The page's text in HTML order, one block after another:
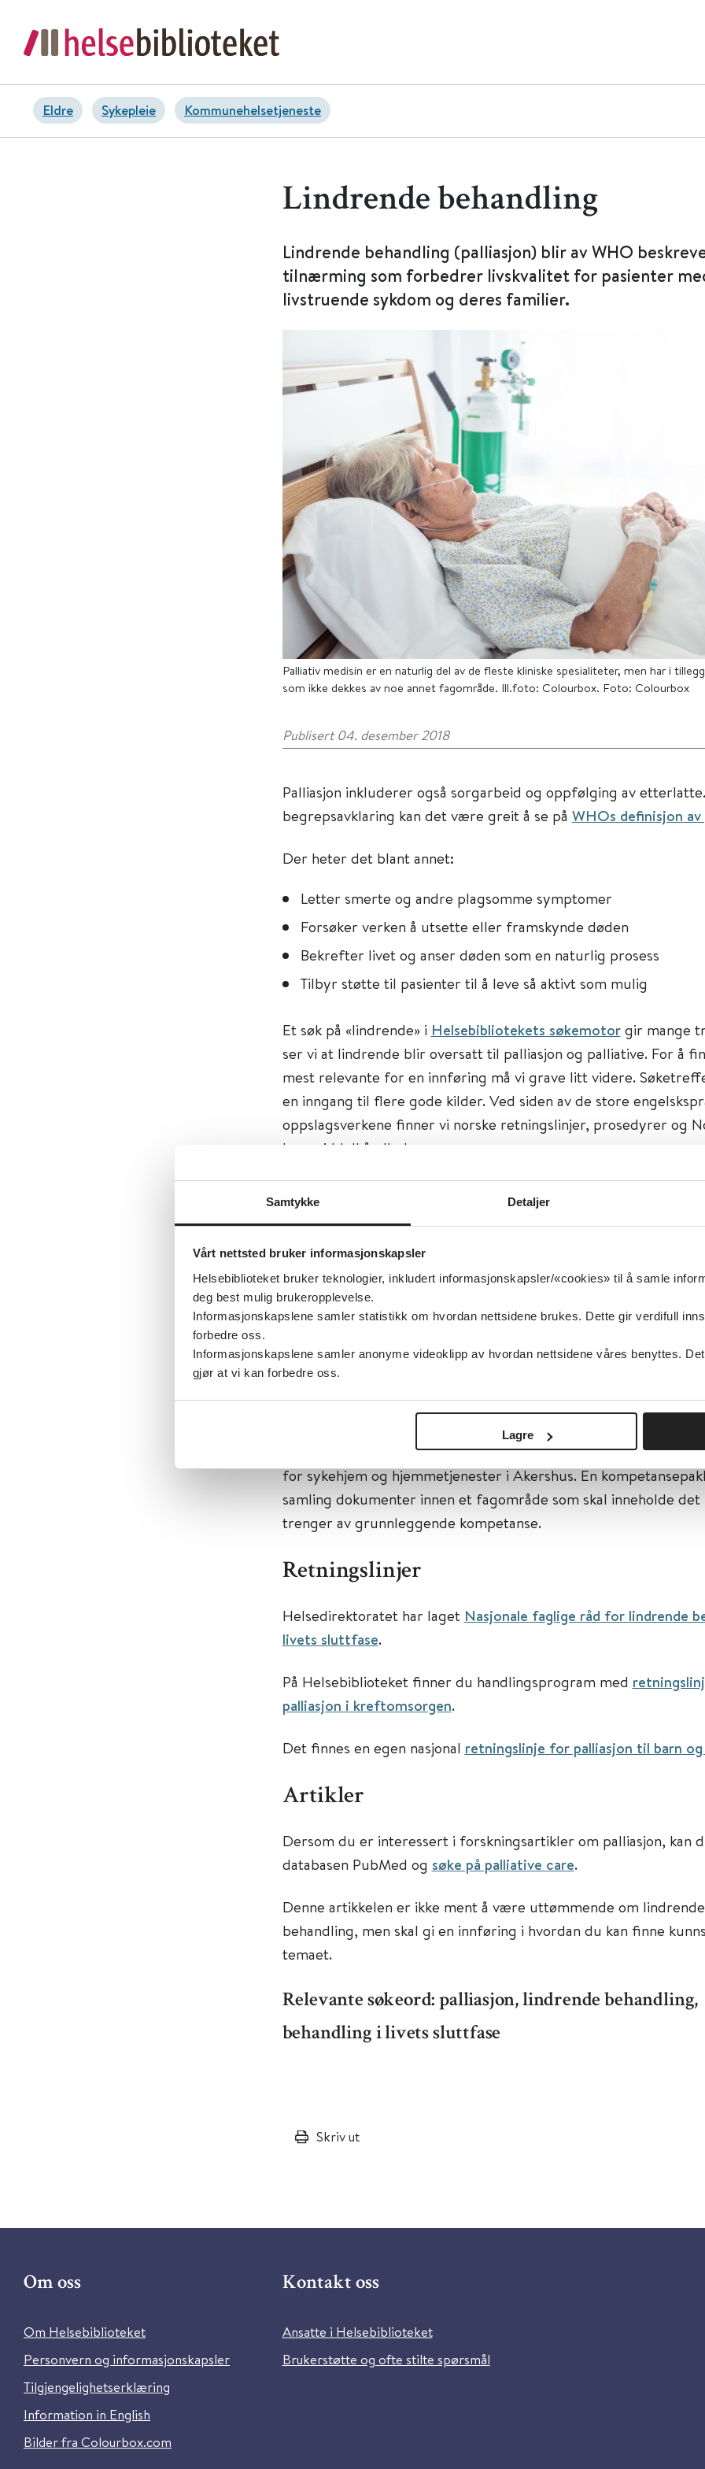
Samtykke Detaljer
Vårt nettsted bruker informasjonskapsler
Helsebiblioteket bruker teknologier, inkludert informasjonskapsler/«cookies» til å samle
deg best mulig brukeropplevelse.
Informasjonskapslene samler statistikk om hvordan nettsidene brukes. Dette gir verdifull
forbedre oss.
Informasjonskapslene samler anonyme videoklipp av hvordan nettsidene våres benyttes.
gjør at vi kan forbedre oss.
Lagre
Eldre Sykepleie Kommunehelsetjeneste
Lindrende behandling
Lindrende behandling (palliasjon) blir av WHO
tilnærming som forbedrer livskvalitet for pasienter
livstruende sykdom og deres familier.
Palliativ medisin er en naturlig del av de fleste kliniske spesialiteter, men har i
som ikke dekkes av noe annet fagområde. Ill.foto: Colourbox. Foto: Colourbox
Publisert 04. desember 2018
Palliasjon inkluderer også sorgarbeid og oppfølging av
begrepsavklaring kan det være greit å se på WHOs definisjon av
Der heter det blant annet:
Letter smerte og andre plagsomme symptomer
Forsøker verken å utsette eller framskynde døden
Bekrefter livet og anser døden som en naturlig prosess
Tilbyr støtte til pasienter til å leve så aktivt som mulig
Et søk på «lindrende» i Helsebibliotekets søkemotorgir mange
ser vi at lindrende blir oversatt til palliasjon og palliative. For å
mest relevante for en innføring må vi grave litt videre.
en inngang til flere gode kilder. Ved siden av de store
oppslagsverkene finner vi norske retningslinjer, prosedyrer og
legemiddelhåndbok.
Oppslagsverk
at: «Palliativ medisin er en naturlig del av de fleste kliniske
men har i tillegg en egenart som ikke dekkes av noe annet
kan altså velge å se etter palliasjon under den enkelte sykdom,
Verktøy
Kompetansebroen.no har publisert engrunnleggende
. Kompetansepakken er utviklet av
for sykehjem og hjemmetjenester i Akershus. En
samling dokumenter innen et fagområde som skal inneholde det
trenger av grunnleggende kompetanse.
Retningslinjer
Helsedirektoratet har laget Nasjonale faglige råd for lindrende
livets sluttfase.
På Helsebiblioteket finner du handlingsprogram med
palliasjon i kreftomsorgen.
Det finnes en egen nasjonal retningslinje for palliasjon til barn
Artikler
Dersom du er interessert i forskningsartikler om palliasjon, kan
databasen PubMed og søke på palliative care.
Denne artikkelen er ikke ment å være uttømmende om lindrende
behandling, men skal gi en innføring i hvordan du kan finne
temaet.
Relevante søkeord: palliasjon, lindrende behandling,
behandling i livets sluttfase
Skriv ut
Om oss
Om Helsebiblioteket
Personvern og informasjonskapsler
Tilgjengelighetserklæring
Information in English
Bilder fra Colourbox.com
Kontakt oss
Ansatte i Helsebiblioteket
Brukerstøtte og ofte stilte spørsmål